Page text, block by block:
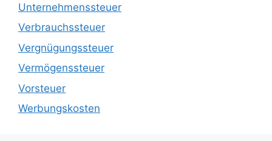
Unternehmenssteuer
Verbrauchssteuer
Vergnügungssteuer
Vermögenssteuer
Vorsteuer
Werbungskosten